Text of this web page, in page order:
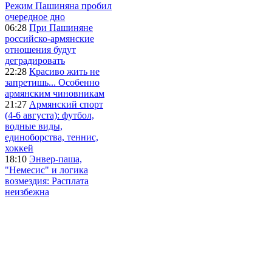
Режим Пашиняна пробил
очередное дно
06:28 При Пашиняне
российско-армянские
отношения будут
деградировать
22:28 Красиво жить не
запретишь... Особенно
армянским чиновникам
21:27 Армянский спорт
(4-6 августа): футбол,
водные виды,
единоборства, теннис,
хоккей
18:10 Энвер-паша,
"Немесис" и логика
возмездия: Расплата
неизбежна